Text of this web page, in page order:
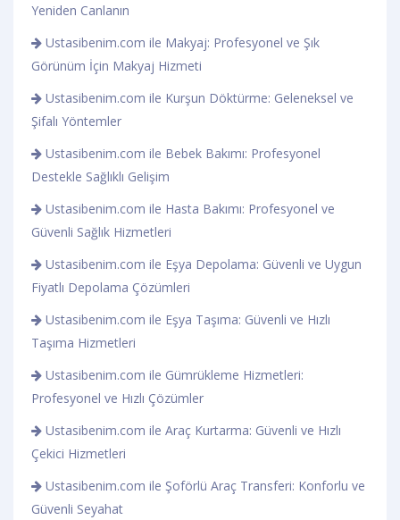
Yeniden Canlanın
Ustasibenim.com ile Makyaj: Profesyonel ve Şık
Görünüm İçin Makyaj Hizmeti
Ustasibenim.com ile Kurşun Döktürme: Geleneksel ve
Şifalı Yöntemler
Ustasibenim.com ile Bebek Bakımı: Profesyonel
Destekle Sağlıklı Gelişim
Ustasibenim.com ile Hasta Bakımı: Profesyonel ve
Güvenli Sağlık Hizmetleri
Ustasibenim.com ile Eşya Depolama: Güvenli ve Uygun
Fiyatlı Depolama Çözümleri
Ustasibenim.com ile Eşya Taşıma: Güvenli ve Hızlı
Taşıma Hizmetleri
Ustasibenim.com ile Gümrükleme Hizmetleri:
Profesyonel ve Hızlı Çözümler
Ustasibenim.com ile Araç Kurtarma: Güvenli ve Hızlı
Çekici Hizmetleri
Ustasibenim.com ile Şoförlü Araç Transferi: Konforlu ve
Güvenli Seyahat